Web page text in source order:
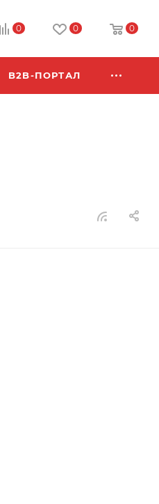
0 0 0
B2B-ПОРТАЛ